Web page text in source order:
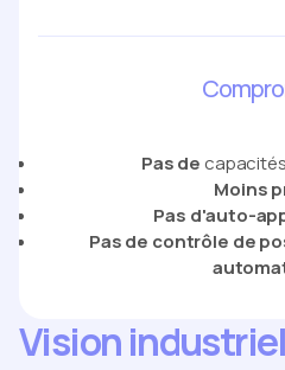
Pas de capacités
Moins
Pas d'auto-
Pas de contrôle de
Vision